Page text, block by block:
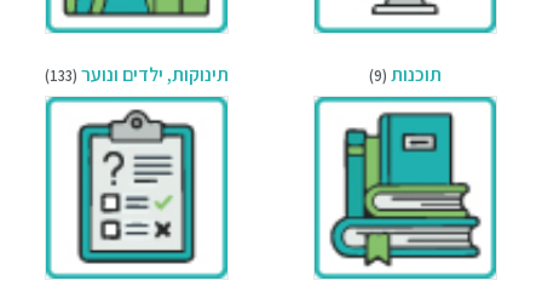
תינוקות, ילדים ונוער (133) תוכנות (9)